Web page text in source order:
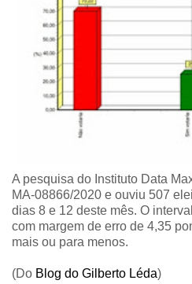
A pesquisa do Instituto Data
MA-08866/2020 e ouviu 507
dias 8 e 12 deste mês. O
com margem de erro de 4,35
mais ou para menos.
(Do Blog do Gilberto Léda)